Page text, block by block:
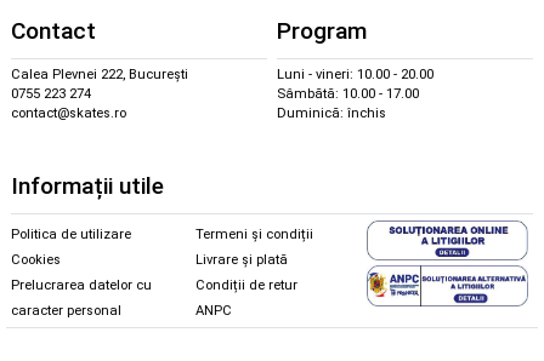
Contact
Calea Plevnei 222, București
0755 223 274
contact@skates.ro
Program
Luni - vineri: 10.00 - 20.00
Sâmbătă: 10.00 - 17.00
Duminică: închis
Informații utile
Politica de utilizare
Cookies
Prelucrarea datelor cu
caracter personal
Termeni și condiții
Livrare și plată
Condiții de retur
ANPC